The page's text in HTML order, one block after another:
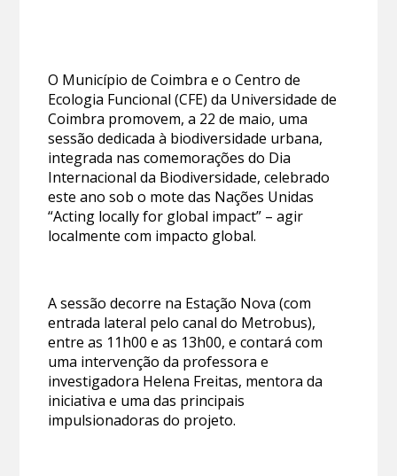
O Município de Coimbra e o Centro de
Ecologia Funcional (CFE) da Universidade de
Coimbra promovem, a 22 de maio, uma
sessão dedicada à biodiversidade urbana,
integrada nas comemorações do Dia
Internacional da Biodiversidade, celebrado
este ano sob o mote das Nações Unidas
“Acting locally for global impact” – agir
localmente com impacto global.
A sessão decorre na Estação Nova (com
entrada lateral pelo canal do Metrobus),
entre as 11h00 e as 13h00, e contará com
uma intervenção da professora e
investigadora Helena Freitas, mentora da
iniciativa e uma das principais
impulsionadoras do projeto.